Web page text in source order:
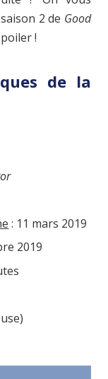
2 de Good
!
de la
: 11 mars 2019
2019